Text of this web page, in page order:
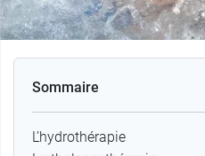
Sommaire
L’hydrothérapie